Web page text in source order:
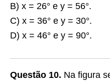
B) x = 26° e y = 56°.
C) x = 36° e y = 30°.
D) x = 46° e y = 90°.
Questão 10. Na figura